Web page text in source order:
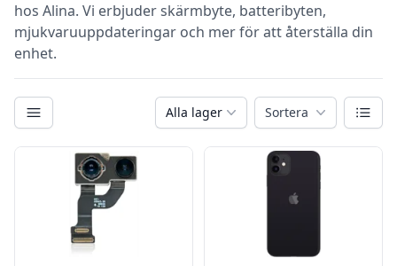
hos Alina. Vi erbjuder skärmbyte, batteribyten,
mjukvaruuppdateringar och mer för att återställa din
enhet.
Kategorier Alla lager Sortera Växla
Filter
Produkter